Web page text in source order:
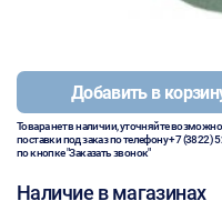
Добавить в
Товара нет в наличии, уточняйте
поставки под заказ по телефону+7 (3822)
по кнопке "Заказать звонок"
Наличие в магазинах